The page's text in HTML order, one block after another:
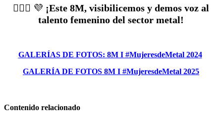
👷‍♀️⚙️ 💜 ¡Este 8M, visibilicemos y demos voz al
talento femenino del sector metal!
GALERÍAS DE FOTOS: 8M I #MujeresdeMetal 2024
GALERÍA DE FOTOS 8M I #MujeresdeMetal 2025
Contenido relacionado